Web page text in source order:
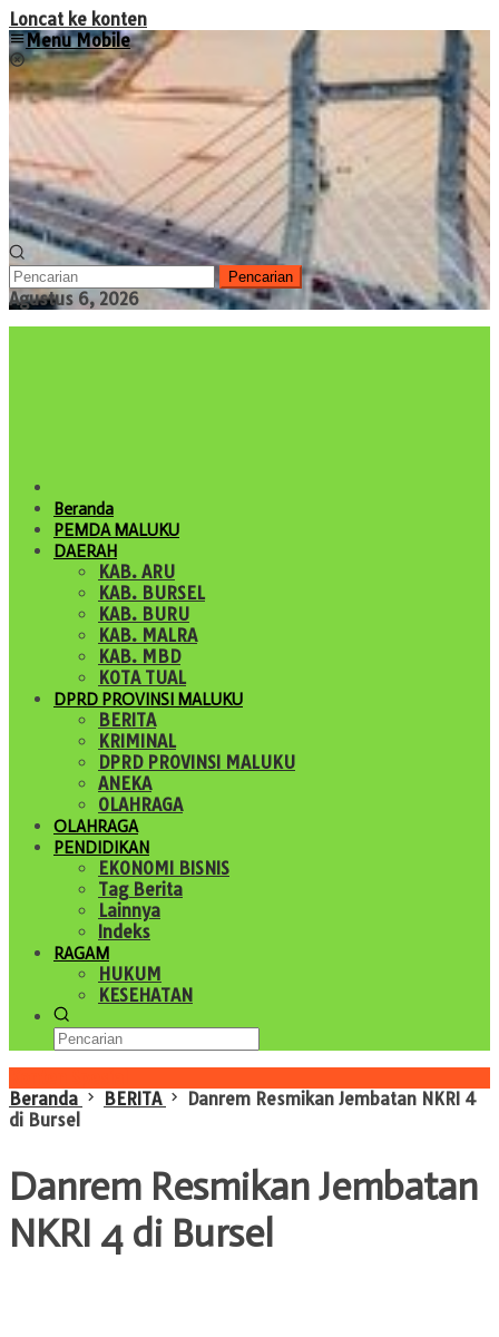
Loncat ke konten
Menu Mobile
Pencarian
Agustus 6, 2026
Beranda
PEMDA MALUKU
DAERAH
KAB. ARU
KAB. BURSEL
KAB. BURU
KAB. MALRA
KAB. MBD
KOTA TUAL
DPRD PROVINSI MALUKU
BERITA
KRIMINAL
DPRD PROVINSI MALUKU
ANEKA
OLAHRAGA
OLAHRAGA
PENDIDIKAN
EKONOMI BISNIS
Tag Berita
Lainnya
Indeks
RAGAM
HUKUM
KESEHATAN
Beranda
BERITA
Danrem Resmikan Jembatan NKRI 4
di Bursel
Danrem Resmikan Jembatan
NKRI 4 di Bursel